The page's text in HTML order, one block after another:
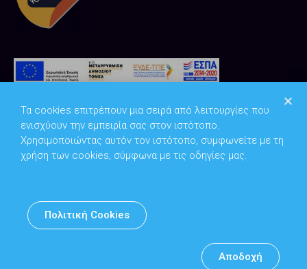
Copyright © 2026Υπουργείο Ψηφιακής Διακυβέρνησης
Υπεύθυνος DPO: Θανάσης Κοσμόπουλος | dpo@mindigital.gr
Τα cookies επιτρέπουν μια σειρά από λειτουργίες που
ενισχύουν την εμπειρία σας στον ιστότοπο.
Χρησιμοποιώντας αυτόν τον ιστότοπο, συμφωνείτε με τη
χρήση των cookies, σύμφωνα με τις οδηγίες μας.
Πολιτική Cookies
Αποδοχή